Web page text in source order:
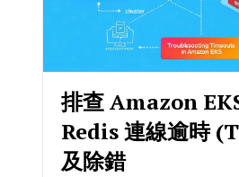
排查 Amazon
Redis 連線逾時
及除錯